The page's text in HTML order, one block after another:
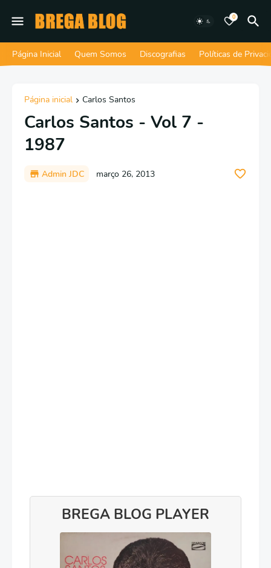
0
Página Inicial Quem Somos Discografias Políticas de
Página inicial Carlos Santos
Carlos Santos - Vol 7 -
1987
Admin JDC março 26, 2013
BREGA BLOG PLAYER